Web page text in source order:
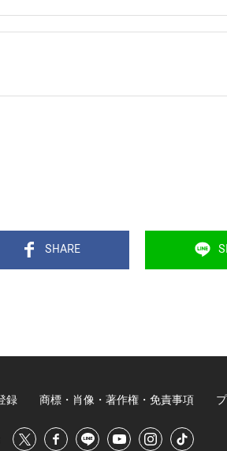
SHARE
録 商標・肖像・著作権・免責事項